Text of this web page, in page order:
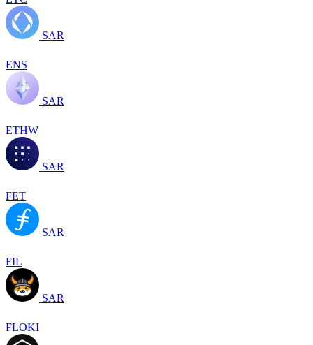
SAR
ENS
SAR
ETHW
SAR
FET
SAR
FIL
SAR
FLOKI